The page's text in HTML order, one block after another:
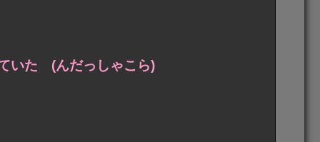
いた (んだっしゃこら)